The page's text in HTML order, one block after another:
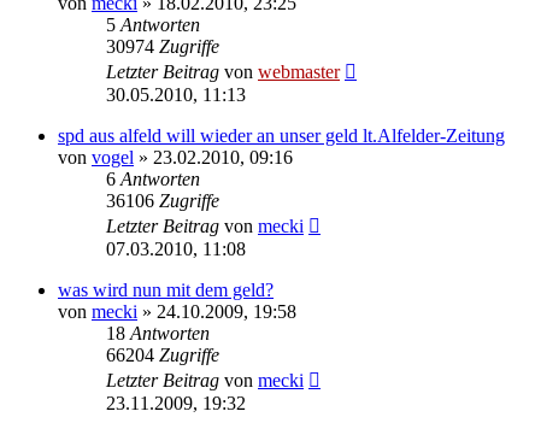
5 Antworten
30974 Zugriffe
Letzter Beitrag von webmaster
30.05.2010, 11:13
spd aus alfeld will wieder an unser geld lt.Alfelder-Zeitung
von vogel » 23.02.2010, 09:16
6 Antworten
36106 Zugriffe
Letzter Beitrag von mecki
07.03.2010, 11:08
was wird nun mit dem geld?
von mecki » 24.10.2009, 19:58
18 Antworten
66204 Zugriffe
Letzter Beitrag von mecki
23.11.2009, 19:32